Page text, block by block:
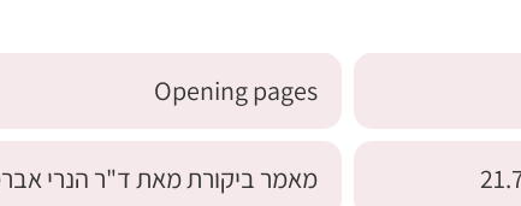
Opening pages
מאמר ביקורת מאת ד"ר הנרי